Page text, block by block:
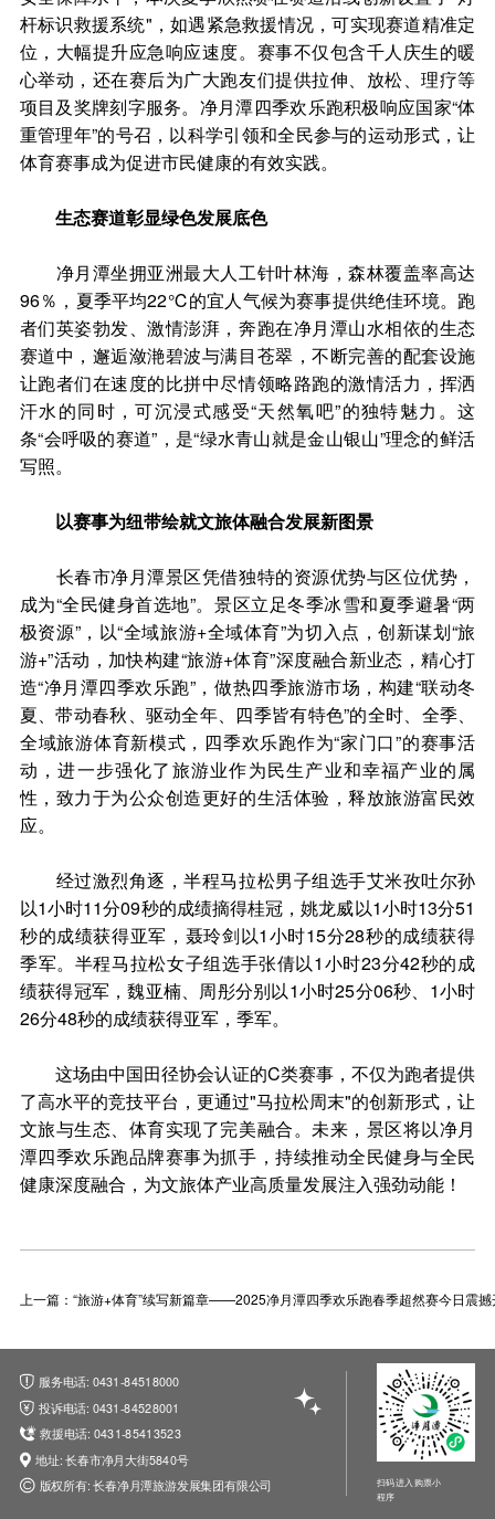
杆标识救援系统"，如遇紧急救援情况，可实现赛道精准定
位，大幅提升应急响应速度。赛事不仅包含千人庆生的暖
心举动，还在赛后为广大跑友们提供拉伸、放松、理疗等
项目及奖牌刻字服务。净月潭四季欢乐跑积极响应国家“体
重管理年”的号召，以科学引领和全民参与的运动形式，让
体育赛事成为促进市民健康的有效实践。
生态赛道彰显绿色发展底色
净月潭坐拥亚洲最大人工针叶林海，森林覆盖率高达
96％，夏季平均22℃的宜人气候为赛事提供绝佳环境。跑
者们英姿勃发、激情澎湃，奔跑在净月潭山水相依的生态
赛道中，邂逅潋滟碧波与满目苍翠，不断完善的配套设施
让跑者们在速度的比拼中尽情领略路跑的激情活力，挥洒
汗水的同时，可沉浸式感受“天然氧吧”的独特魅力。这
条“会呼吸的赛道”，是“绿水青山就是金山银山”理念的鲜活
写照。
以赛事为纽带绘就文旅体融合发展新图景
长春市净月潭景区凭借独特的资源优势与区位优势，
成为“全民健身首选地”。景区立足冬季冰雪和夏季避暑“两
极资源”，以“全域旅游+全域体育”为切入点，创新谋划“旅
游+”活动，加快构建“旅游+体育”深度融合新业态，精心打
造“净月潭四季欢乐跑”，做热四季旅游市场，构建“联动冬
夏、带动春秋、驱动全年、四季皆有特色”的全时、全季、
全域旅游体育新模式，四季欢乐跑作为“家门口”的赛事活
动，进一步强化了旅游业作为民生产业和幸福产业的属
性，致力于为公众创造更好的生活体验，释放旅游富民效
应。
经过激烈角逐，半程马拉松男子组选手艾米孜吐尔孙
以1小时11分09秒的成绩摘得桂冠，姚龙威以1小时13分51
秒的成绩获得亚军，聂玲剑以1小时15分28秒的成绩获得
季军。半程马拉松女子组选手张倩以1小时23分42秒的成
绩获得冠军，魏亚楠、周彤分别以1小时25分06秒、1小时
26分48秒的成绩获得亚军，季军。
这场由中国田径协会认证的C类赛事，不仅为跑者提供
了高水平的竞技平台，更通过"马拉松周末"的创新形式，让
文旅与生态、体育实现了完美融合。未来，景区将以净月
潭四季欢乐跑品牌赛事为抓手，持续推动全民健身与全民
健康深度融合，为文旅体产业高质量发展注入强劲动能！
上一篇：“旅游+体育”续写新篇章——2025净月潭四季欢乐跑春季超然赛今日震撼
服务电话: 0431-84518000
投诉电话: 0431-84528001
救援电话: 0431-85413523
地址: 长春市净月大街5840号
版权所有: 长春净月潭旅游发展集团有限公司
扫码进入购票小
程序